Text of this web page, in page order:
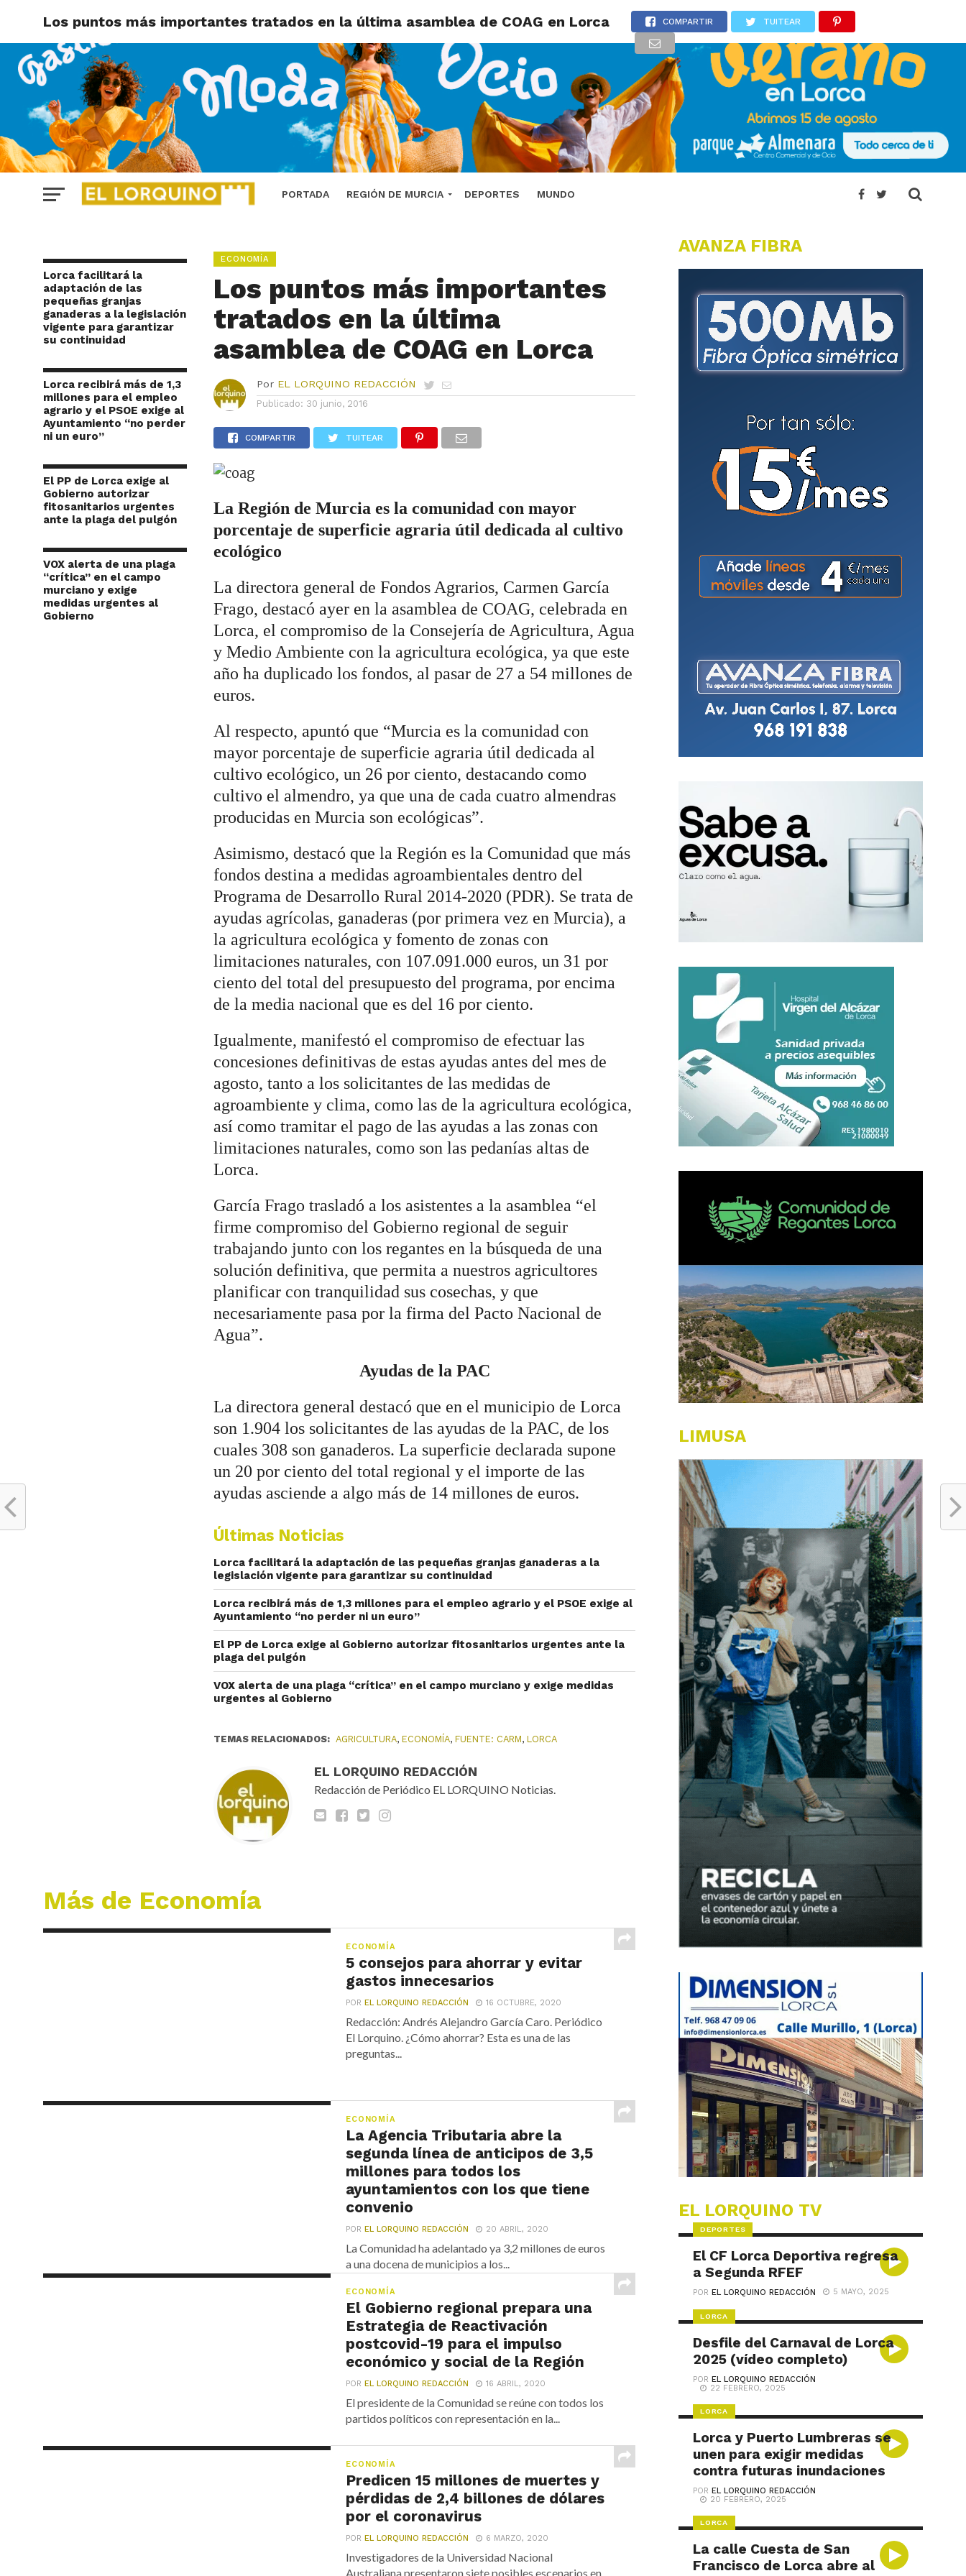
PORTADA REGIÓN DE MURCIA DEPORTES MUNDO
Los puntos más importantes tratados en la última asamblea de COAG en Lorca COMPARTIR TUITEAR
Lorca facilitará la
adaptación de las
pequeñas granjas
ganaderas a la legislación
vigente para garantizar
su continuidad
Lorca recibirá más de 1,3
millones para el empleo
agrario y el PSOE exige al
Ayuntamiento “no perder
ni un euro”
El PP de Lorca exige al
Gobierno autorizar
fitosanitarios urgentes
ante la plaga del pulgón
VOX alerta de una plaga
“crítica” en el campo
murciano y exige
medidas urgentes al
Gobierno
ECONOMÍA
Los puntos más importantes
tratados en la última
asamblea de COAG en Lorca
Por EL LORQUINO REDACCIÓN
Publicado: 30 junio, 2016
COMPARTIR TUITEAR
La Región de Murcia es la comunidad con mayor
porcentaje de superficie agraria útil dedicada al cultivo
ecológico
La directora general de Fondos Agrarios, Carmen García
Frago, destacó ayer en la asamblea de COAG, celebrada en
Lorca, el compromiso de la Consejería de Agricultura, Agua
y Medio Ambiente con la agricultura ecológica, ya que este
año ha duplicado los fondos, al pasar de 27 a 54 millones de
euros.
Al respecto, apuntó que “Murcia es la comunidad con
mayor porcentaje de superficie agraria útil dedicada al
cultivo ecológico, un 26 por ciento, destacando como
cultivo el almendro, ya que una de cada cuatro almendras
producidas en Murcia son ecológicas”.
Asimismo, destacó que la Región es la Comunidad que más
fondos destina a medidas agroambientales dentro del
Programa de Desarrollo Rural 2014-2020 (PDR). Se trata de
ayudas agrícolas, ganaderas (por primera vez en Murcia), a
la agricultura ecológica y fomento de zonas con
limitaciones naturales, con 107.091.000 euros, un 31 por
ciento del total del presupuesto del programa, por encima
de la media nacional que es del 16 por ciento.
Igualmente, manifestó el compromiso de efectuar las
concesiones definitivas de estas ayudas antes del mes de
agosto, tanto a los solicitantes de las medidas de
agroambiente y clima, como las de la agricultura ecológica,
así como tramitar el pago de las ayudas a las zonas con
limitaciones naturales, como son las pedanías altas de
Lorca.
García Frago trasladó a los asistentes a la asamblea “el
firme compromiso del Gobierno regional de seguir
trabajando junto con los regantes en la búsqueda de una
solución definitiva, que permita a nuestros agricultores
planificar con tranquilidad sus cosechas, y que
necesariamente pasa por la firma del Pacto Nacional de
Agua”.
Ayudas de la PAC
La directora general destacó que en el municipio de Lorca
son 1.904 los solicitantes de las ayudas de la PAC, de los
cuales 308 son ganaderos. La superficie declarada supone
un 20 por ciento del total regional y el importe de las
ayudas asciende a algo más de 14 millones de euros.
Últimas Noticias
Lorca facilitará la adaptación de las pequeñas granjas ganaderas a la
legislación vigente para garantizar su continuidad
Lorca recibirá más de 1,3 millones para el empleo agrario y el PSOE exige al
Ayuntamiento “no perder ni un euro”
El PP de Lorca exige al Gobierno autorizar fitosanitarios urgentes ante la
plaga del pulgón
VOX alerta de una plaga “crítica” en el campo murciano y exige medidas
urgentes al Gobierno
TEMAS RELACIONADOS: AGRICULTURA,ECONOMÍA,FUENTE: CARM,LORCA
EL LORQUINO REDACCIÓN
Redacción de Periódico EL LORQUINO Noticias.
Más de Economía
ECONOMÍA
5 consejos para ahorrar y evitar
gastos innecesarios
POREL LORQUINO REDACCIÓN 16 OCTUBRE, 2020
Redacción: Andrés Alejandro García Caro. Periódico
El Lorquino. ¿Cómo ahorrar? Esta es una de las
preguntas...
ECONOMÍA
La Agencia Tributaria abre la
segunda línea de anticipos de 3,5
millones para todos los
ayuntamientos con los que tiene
convenio
POREL LORQUINO REDACCIÓN 20 ABRIL, 2020
La Comunidad ha adelantado ya 3,2 millones de euros
a una docena de municipios a los...
ECONOMÍA
El Gobierno regional prepara una
Estrategia de Reactivación
postcovid-19 para el impulso
económico y social de la Región
POREL LORQUINO REDACCIÓN 16 ABRIL, 2020
El presidente de la Comunidad se reúne con todos los
partidos políticos con representación en la...
ECONOMÍA
Predicen 15 millones de muertes y
pérdidas de 2,4 billones de dólares
por el coronavirus
POREL LORQUINO REDACCIÓN 6 MARZO, 2020
Investigadores de la Universidad Nacional
Australiana presentaron siete posibles escenarios en
AVANZA FIBRA
LIMUSA
EL LORQUINO TV
DEPORTES
El CF Lorca Deportiva regresa
a Segunda RFEF
POREL LORQUINO REDACCIÓN 5 MAYO, 2025
LORCA
Desfile del Carnaval de Lorca
2025 (vídeo completo)
POREL LORQUINO REDACCIÓN
22 FEBRERO, 2025
LORCA
Lorca y Puerto Lumbreras se
unen para exigir medidas
contra futuras inundaciones
POREL LORQUINO REDACCIÓN
20 FEBRERO, 2025
LORCA
La calle Cuesta de San
Francisco de Lorca abre al